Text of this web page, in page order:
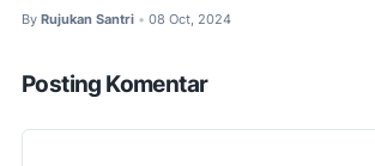
By Rujukan Santri • 08 Oct, 2024
Posting Komentar